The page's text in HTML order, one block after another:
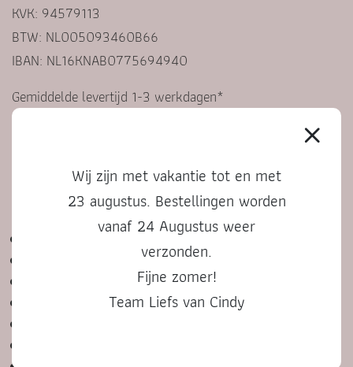
Wij zijn met vakantie tot en met
23 augustus. Bestellingen worden
vanaf 24 Augustus weer
verzonden.
Fijne zomer!
Team Liefs van Cindy
KVK: 94579113
BTW: NL005093460B66
IBAN: NL16KNAB0775694940
Gemiddelde levertijd 1-3 werkdagen*
*Bij gepersonaliseerde producten kan dit langer zijn
KLANTENSERVICE
Algemene voorwaarden
Privacyverklaring